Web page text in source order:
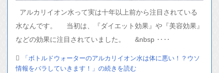
アルカリイオン水って実は十年以上前から注目されている
水なんです。 当初は、『ダイエット効果』や『美容効果』
などの効果に注目されていました。 &nbsp ‥‥
「ボトルドウォーターのアルカリイオン水は体に悪い！？ウソ
情報をバラしていきます！」の続きを読む